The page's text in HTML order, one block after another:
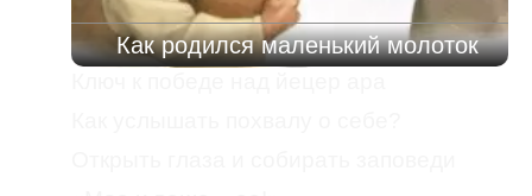
Как родился маленький молоток